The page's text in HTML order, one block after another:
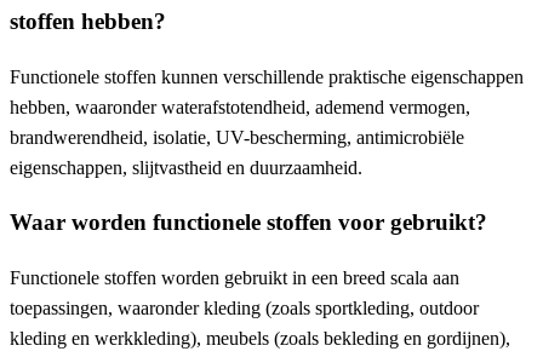
stoffen hebben?
Functionele stoffen kunnen verschillende praktische eigenschappen
hebben, waaronder waterafstotendheid, ademend vermogen,
brandwerendheid, isolatie, UV-bescherming, antimicrobiële
eigenschappen, slijtvastheid en duurzaamheid.
Waar worden functionele stoffen voor gebruikt?
Functionele stoffen worden gebruikt in een breed scala aan
toepassingen, waaronder kleding (zoals sportkleding, outdoor
kleding en werkkleding), meubels (zoals bekleding en gordijnen),